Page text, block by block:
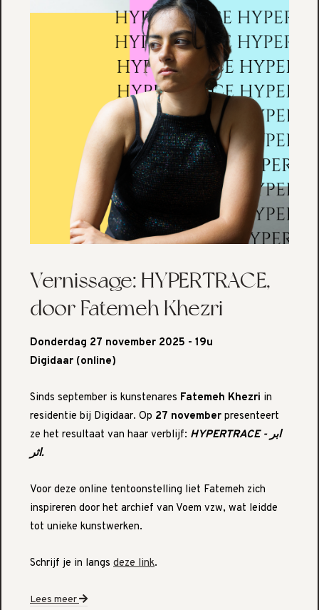
Vernissage: HYPERTRACE,
door Fatemeh Khezri
Donderdag 27 november 2025 - 19u
Digidaar (online)
Sinds september is kunstenares Fatemeh Khezri in
residentie bij Digidaar. Op 27 november presenteert
ze het resultaat van haar verblijf: HYPERTRACE - ابر
اثر.
Voor deze online tentoonstelling liet Fatemeh zich
inspireren door het archief van Voem vzw, wat leidde
tot unieke kunstwerken.
Schrijf je in langs deze link.
Lees meer